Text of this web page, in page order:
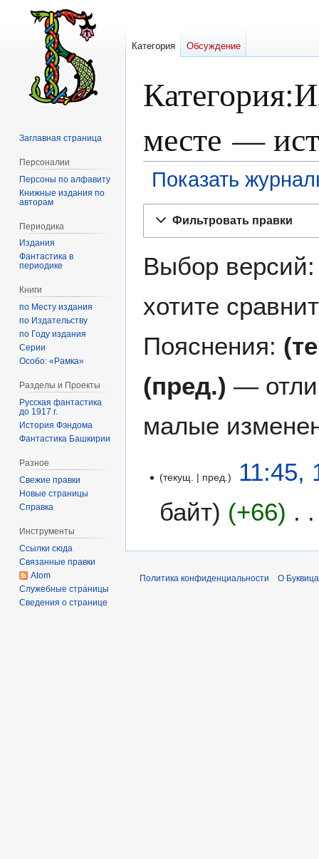
месте —
Показать
Фильтровать правки
Выбор версий:
хотите
Пояснения:
(пред.) —
малые
текущ. пред.
11:45,
байт
+66
Категория Обсуждение
Заглавная страница
Персоналии
Персоны по алфавиту
Книжные издания по
авторам
Периодика
Издания
Фантастика в
периодике
Книги
по Месту издания
по Издательству
по Году издания
Серии
Особо: «Рамка»
Разделы и Проекты
Русская фантастика
до 1917 г.
История Фэндома
Фантастика Башкирии
Разное
Свежие правки
Новые страницы
Справка
Инструменты
Ссылки сюда
Связанные правки
Atom
Служебные страницы
Сведения о странице
Политика конфиденциальности О Буквица